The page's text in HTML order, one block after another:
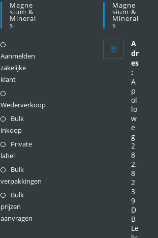
Magne
Sium &
Mineral
S
Aanmelden
zakelijke
klant
Wederverkoop
Bulk
inkoop
Private
label
Bulk
verpakkingen
Bulk
prijzen
aanvragen
Magne
Sium &
Mineral
S
A
dr
es
:
A
p
ol
lo
w
e
g
2
8
2,
8
2
3
9
D
B
Le